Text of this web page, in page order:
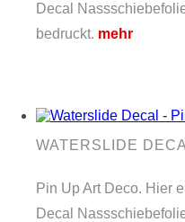
Decal
bedruckt. mehr
WATERSLIDE
Pin Up Art Deco. Hier
Decal